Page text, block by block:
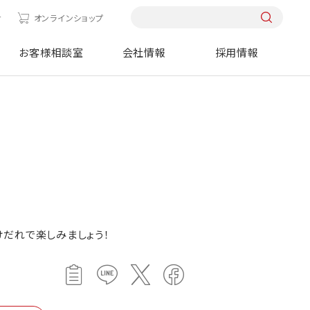
オンラインショップ
お客様相談室 会社情報 採用情報
れで楽しみましょう！